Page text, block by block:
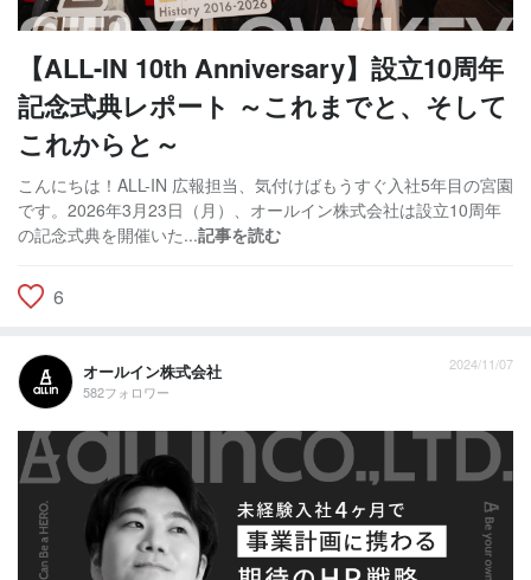
【ALL-IN 10th Anniversary】設立10周年
記念式典レポート ～これまでと、そして
これからと～
こんにちは！ALL-IN 広報担当、気付けばもうすぐ入社5年目の宮園
です。2026年3月23日（月）、オールイン株式会社は設立10周年
の記念式典を開催いた...記事を読む
6
オールイン株式会社
582フォロワー
2024/11/07